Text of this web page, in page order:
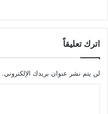
اترك تعليقاً
لن يتم نشر عنوان بريدك الإلكتروني.